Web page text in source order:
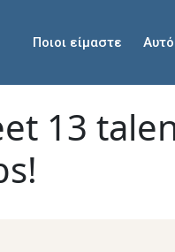
Ποιοι είμαστε
13